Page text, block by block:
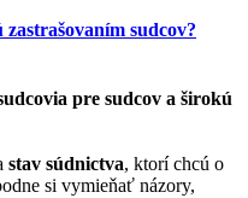
zastrašovaním sudcov?
pre sudcov a širokú
stav súdnictva, ktorí chcú o
si vymieňať názory,